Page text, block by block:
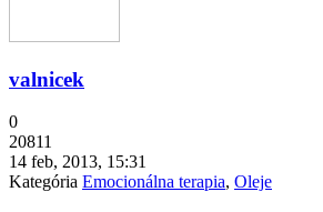
valnicek
0
20811
14 feb, 2013, 15:31
Kategória Emocionálna terapia, Oleje